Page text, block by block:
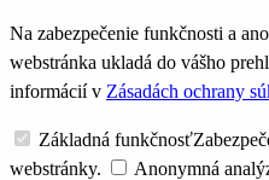
Na zabezpečenie funkčnosti a
webstránka ukladá do vášho
informácií v Zásadách ochrany
Základná funkčnosť
webstránky.
Anonymná